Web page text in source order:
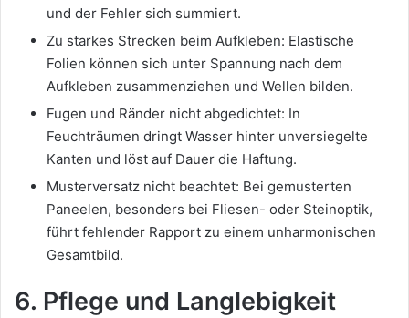
und der Fehler sich summiert.
Zu starkes Strecken beim Aufkleben: Elastische
Folien können sich unter Spannung nach dem
Aufkleben zusammenziehen und Wellen bilden.
Fugen und Ränder nicht abgedichtet: In
Feuchträumen dringt Wasser hinter unversiegelte
Kanten und löst auf Dauer die Haftung.
Musterversatz nicht beachtet: Bei gemusterten
Paneelen, besonders bei Fliesen- oder Steinoptik,
führt fehlender Rapport zu einem unharmonischen
Gesamtbild.
6. Pflege und Langlebigkeit